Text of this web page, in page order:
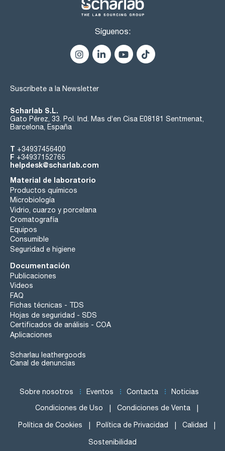
Síguenos:
Suscríbete a la Newsletter
Scharlab S.L.
Gato Pérez, 33. Pol. Ind. Mas d’en Cisa E08181 Sentmenat,
Barcelona, España
T +34937456400
F +34937152765
helpdesk@scharlab.com
Material de laboratorio
Productos químicos
Microbiología
Vidrio, cuarzo y porcelana
Cromatografía
Equipos
Consumible
Seguridad e higiene
Documentación
Publicaciones
Videos
FAQ
Fichas técnicas - TDS
Hojas de seguridad - SDS
Certificados de análisis - COA
Aplicaciones
Scharlau leathergoods
Canal de denuncias
Sobre nosotros Eventos Contacta Noticias
Condiciones de Uso Condiciones de Venta
Política de Cookies Política de Privacidad Calidad
Sostenibilidad